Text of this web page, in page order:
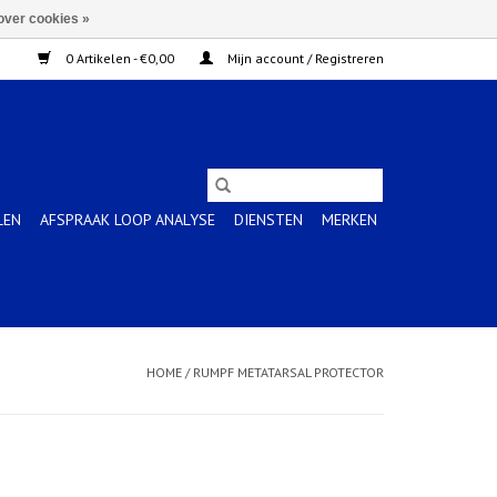
0 Artikelen - €0,00 Mijn account / Registreren
AFSPRAAK LOOP ANALYSE DIENSTEN MERKEN
HOME / RUMPF METATARSAL PROTECTOR
cookies »